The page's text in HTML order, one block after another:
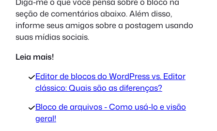
seção de comentários abaixo. Além disso,
informe seus amigos sobre a postagem usando
suas mídias sociais.
Leia mais!
Editor de blocos do WordPress vs. Editor
clássico: Quais são as diferenças?
Bloco de arquivos - Como usá-lo e visão
geral!